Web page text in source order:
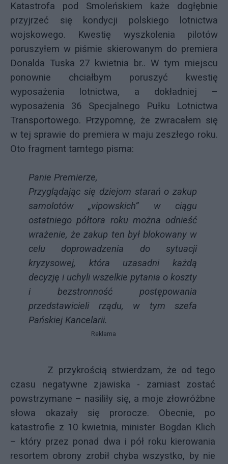
Katastrofa pod Smoleńskiem każe dogłębnie
przyjrzeć się kondycji polskiego lotnictwa
wojskowego. Kwestię wyszkolenia pilotów
poruszyłem w piśmie skierowanym do premiera
Donalda Tuska 27 kwietnia br.. W tym miejscu
ponownie chciałbym poruszyć kwestię
wyposażenia lotnictwa, a dokładniej –
wyposażenia 36 Specjalnego Pułku Lotnictwa
Transportowego. Przypomnę, że zwracałem się
w tej sprawie do premiera w maju zeszłego roku.
Oto fragment tamtego pisma:
Panie Premierze,
Przyglądając się dziejom starań o zakup
samolotów „vipowskich” w ciągu
ostatniego półtora roku można odnieść
wrażenie, że zakup ten był blokowany w
celu doprowadzenia do sytuacji
kryzysowej, która uzasadni
każdą
decyzję i uchyli wszelkie pytania o koszty
i bezstronność postępowania
przedstawicieli rządu, w tym szefa
Pańskiej Kancelarii.
Reklama
Z przykrością stwierdzam, że od tego
czasu negatywne zjawiska - zamiast zostać
powstrzymane – nasiliły się, a moje złowróżbne
słowa okazały się prorocze. Obecnie, po
katastrofie z 10 kwietnia, minister Bogdan Klich
– który przez ponad dwa i pół roku kierowania
resortem obrony zrobił chyba wszystko, by nie